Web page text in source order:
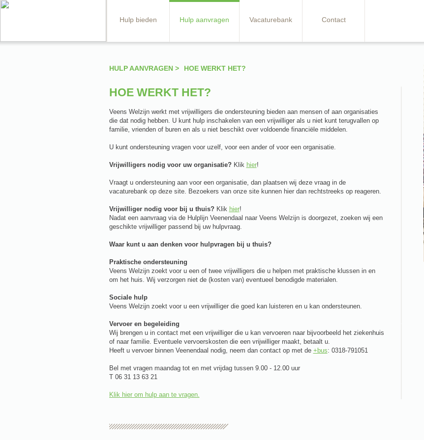
Hulp bieden Hulp aanvragen Vacaturebank Contact
HULP AANVRAGEN > HOE WERKT HET?
HOE WERKT HET?
Veens Welzijn werkt met vrijwilligers die ondersteuning bieden aan mensen of aan organisaties
die dat nodig hebben. U kunt hulp inschakelen van een vrijwilliger als u niet kunt terugvallen op
familie, vrienden of buren en als u niet beschikt over voldoende financiële middelen.
U kunt ondersteuning vragen voor uzelf, voor een ander of voor een organisatie.
Vrijwilligers nodig voor uw organisatie?Klik hier!
Vraagt u ondersteuning aan voor een organisatie, dan plaatsen wij deze vraag in de
vacaturebank op deze site. Bezoekers van onze site kunnen hier dan rechtstreeks op reageren.
Vrijwilliger nodig voor bij u thuis? Klik hier!
Nadat een aanvraag via de Hulplijn Veenendaal naar Veens Welzijn is doorgezet, zoeken wij een
geschikte vrijwilliger passend bij uw hulpvraag.
Waar kunt u aan denken voor hulpvragen bij u thuis?
Praktische ondersteuning
Veens Welzijn zoekt voor u een of twee vrijwilligers die u helpen met praktische klussen in en
om het huis. Wij verzorgen niet de (kosten van) eventueel benodigde materialen.
Sociale hulp
Veens Welzijn zoekt voor u een vrijwilliger die goed kan luisteren en u kan ondersteunen.
Vervoer en begeleiding
Wij brengen u in contact met een vrijwilliger die u kan vervoeren naar bijvoorbeeld het ziekenhuis
of naar familie. Eventuele vervoerskosten die een vrijwilliger maakt, betaalt u.
Heeft u vervoer binnen Veenendaal nodig, neem dan contact op met de +bus: 0318-791051
Bel met vragen maandag tot en met vrijdag tussen 9.00 - 12.00 uur
T 06 31 13 63 21
Klik hier om hulp aan te vragen.